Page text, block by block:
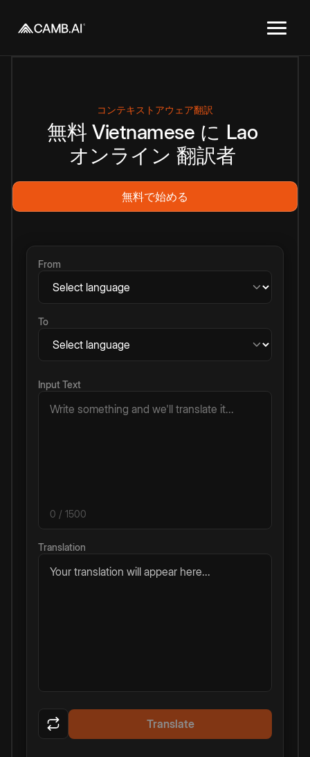
コンテキストアウェア翻訳
無料 Vietnamese に Lao
オンライン 翻訳者
無料で始める
From
To
Input Text
0 / 1500
Translation
Your translation will appear here...
Translate